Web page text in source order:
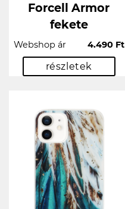
Forcell Armor
fekete
Webshop ár 4.490 Ft
részletek